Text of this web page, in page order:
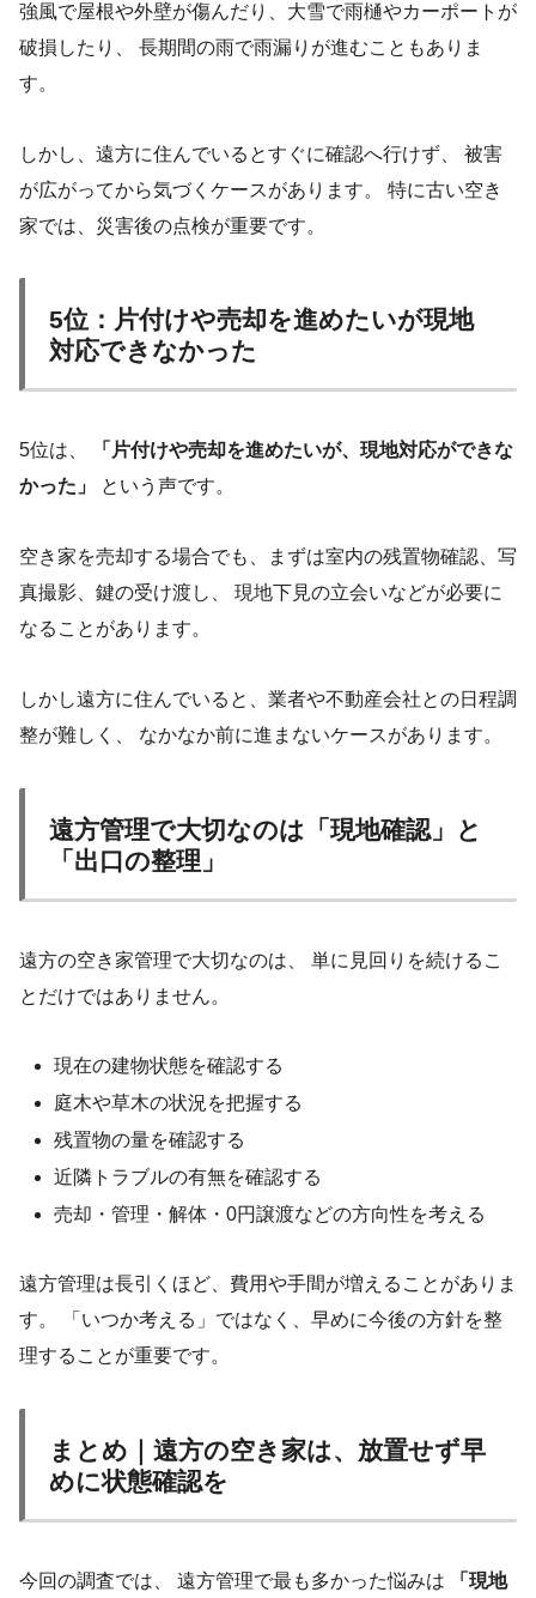
強風で屋根や外壁が傷んだり、大雪で雨樋やカーポートが
破損したり、 長期間の雨で雨漏りが進むこともありま
す。
しかし、遠方に住んでいるとすぐに確認へ行けず、 被害
が広がってから気づくケースがあります。 特に古い空き
家では、災害後の点検が重要です。
5位：片付けや売却を進めたいが現地
対応できなかった
5位は、
「片付けや売却を進めたいが、現地対応ができな
かった」
という声です。
空き家を売却する場合でも、まずは室内の残置物確認、写
真撮影、鍵の受け渡し、 現地下見の立会いなどが必要に
なることがあります。
しかし遠方に住んでいると、業者や不動産会社との日程調
整が難しく、 なかなか前に進まないケースがあります。
遠方管理で大切なのは「現地確認」と
「出口の整理」
遠方の空き家管理で大切なのは、 単に見回りを続けるこ
とだけではありません。
現在の建物状態を確認する
庭木や草木の状況を把握する
残置物の量を確認する
近隣トラブルの有無を確認する
売却・管理・解体・0円譲渡などの方向性を考える
遠方管理は長引くほど、費用や手間が増えることがありま
す。 「いつか考える」ではなく、早めに今後の方針を整
理することが重要です。
まとめ｜遠方の空き家は、放置せず早
めに状態確認を
今回の調査では、 遠方管理で最も多かった悩みは
「現地